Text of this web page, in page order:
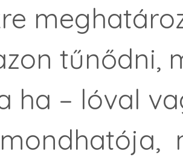
tűnődni,
ha – lóval